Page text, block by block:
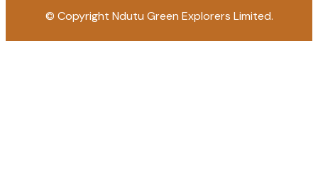
© Copyright Ndutu Green Explorers Limited.